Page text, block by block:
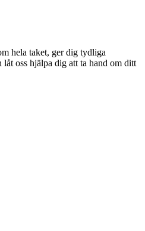
hela taket, ger dig tydliga
oss hjälpa dig att ta hand om ditt